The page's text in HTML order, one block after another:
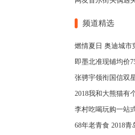
频道精选
68年老青食 2018